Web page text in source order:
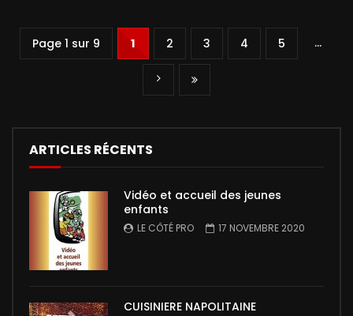
Page 1 sur 9 1 2 3 4 5 …
ARTICLES RÉCENTS
Vidéo et accueil des jeunes
enfants
LE CÔTÉ PRO 17 NOVEMBRE 2020
CUISINIERE NAPOLITAINE